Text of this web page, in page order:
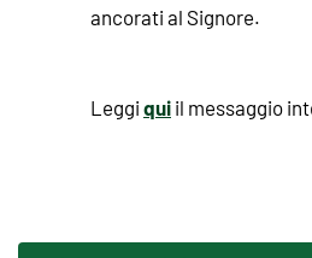
ancorati al Signore.
Leggiquiil messaggio